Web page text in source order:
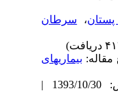
،سرطان
بیماریهای
دریافت: 1393/10/30 | پذیرش: 1393/10/30 |